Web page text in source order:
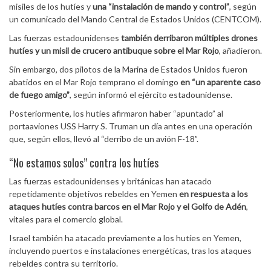
misiles de los hutíes yuna “instalación de mando y control”, según
un comunicado del Mando Central de Estados Unidos (CENTCOM).
Las fuerzas estadounidenses también derribaron múltiples drones
hutíes y un misil de crucero antibuque sobre el Mar Rojo, añadieron.
Sin embargo, dos pilotos de la Marina de Estados Unidos fueron
abatidos en el Mar Rojo temprano el domingo en “un aparente caso
de fuego amigo”, según informó el ejército estadounidense.
Posteriormente, los hutíes afirmaron haber “apuntado” al
portaaviones USS Harry S. Truman un día antes en una operación
que, según ellos, llevó al “derribo de un avión F-18”.
“No estamos solos” contra los hutíes
Las fuerzas estadounidenses y británicas han atacado
repetidamente objetivos rebeldes en Yemen en respuesta a los
ataques hutíes contra barcos en el Mar Rojo y el Golfo de Adén,
vitales para el comercio global.
Israel también ha atacado previamente a los hutíes en Yemen,
incluyendo puertos e instalaciones energéticas, tras los ataques
rebeldes contra su territorio.